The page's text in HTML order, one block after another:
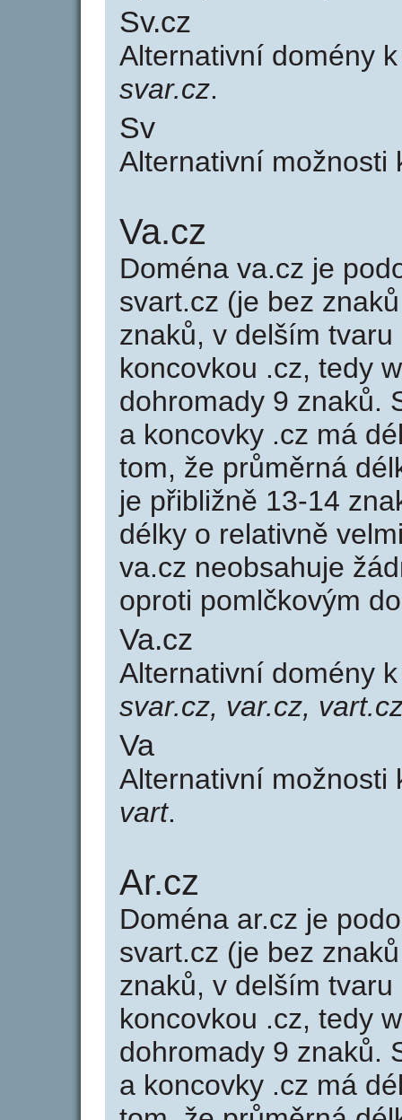
Sv.cz
Alternativní domény
svar.cz.
Sv
Alternativní možnosti
Va.cz
Doména va.cz je
svart.cz (je bez
znaků, v delším
koncovkou .cz, tedy
dohromady 9 znaků.
a koncovky .cz má
tom, že průměrná
je přibližně 13-14
délky o relativně
va.cz neobsahuje
oproti pomlčkovým
Va.cz
Alternativní domény
svar.cz, var.cz,
Va
Alternativní možnosti
vart.
Ar.cz
Doména ar.cz je
svart.cz (je bez
znaků, v delším
koncovkou .cz, tedy
dohromady 9 znaků.
a koncovky .cz má